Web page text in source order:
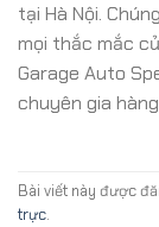
tại Hà Nội.
mọi thắc mắc
Garage Auto
chuyên gia
Bài viết này được
trực.